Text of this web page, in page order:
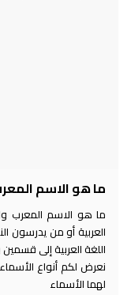
ما هو الاسم
ما هو الاسم المعرب
العربية أو من يدرسون
اللغة العربية إلى
نعرض لكم أنواع الأسماء
لهما الأسماء